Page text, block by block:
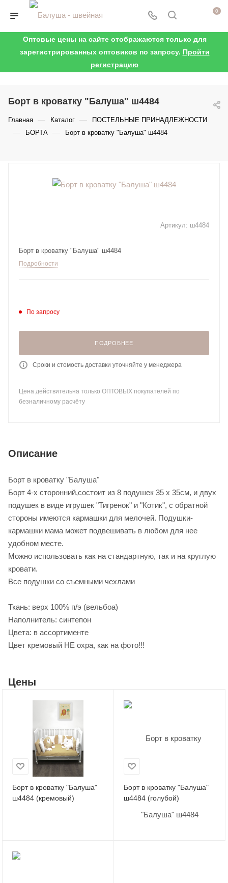
0
Оптовые цены на сайте отображаются только для
зарегистрированных оптовиков по запросу. Пройти
регистрацию
Борт в кроватку "Балуша" ш4484
Главная — Каталог — ПОСТЕЛЬНЫЕ ПРИНАДЛЕЖНОСТИ
— БОРТА — Борт в кроватку "Балуша" ш4484
Артикул: ш4484
Борт в кроватку "Балуша" ш4484
Подробности
По запросу
ПОДРОБНЕЕ
Сроки и стомость доставки уточняйте у менеджера
Цена действительна только ОПТОВЫХ покупателей по
безналичному расчёту
Описание
Борт в кроватку "Балуша"
Борт 4-х сторонний,состоит из 8 подушек 35 х 35см, и двух
подушек в виде игрушек "Тигренок" и "Котик", с обратной
стороны имеются кармашки для мелочей. Подушки-
кармашки мама может подвешивать в любом для нее
удобном месте.
Можно использовать как на стандартную, так и на круглую
кровати.
Все подушки со съемными чехлами
Ткань: верх 100% п/э (вельбоа)
Наполнитель: синтепон
Цвета: в ассортименте
Цвет кремовый НЕ охра, как на фото!!!
Цены
Борт в кроватку "Балуша"
ш4484 (кремовый)
Борт в кроватку "Балуша"
ш4484 (голубой)